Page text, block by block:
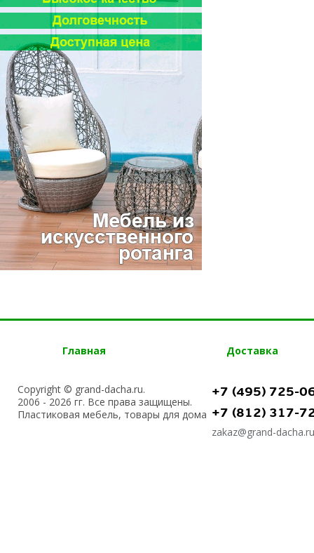
Главная Доставка
Copyright © grand-dacha.ru.
2006 - 2026 гг. Все права защищены.
Пластиковая мебель, товары для дома
+7 (495) 725-
+7 (812) 317-
zakaz@grand-dacha.ru